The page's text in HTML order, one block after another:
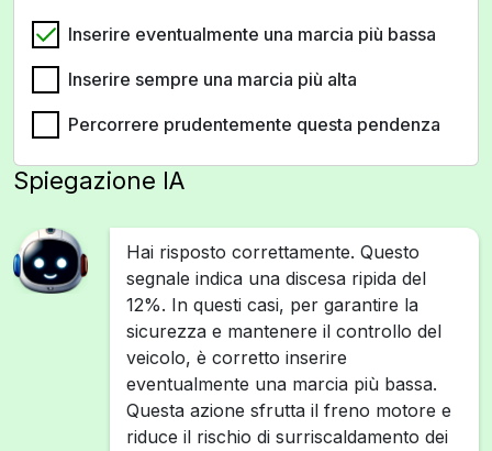
Inserire eventualmente una marcia più bassa
Inserire sempre una marcia più alta
Percorrere prudentemente questa pendenza
Spiegazione IA
Hai risposto correttamente. Questo
segnale indica una discesa ripida del
12%. In questi casi, per garantire la
sicurezza e mantenere il controllo del
veicolo, è corretto inserire
eventualmente una marcia più bassa.
Questa azione sfrutta il freno motore e
riduce il rischio di surriscaldamento dei